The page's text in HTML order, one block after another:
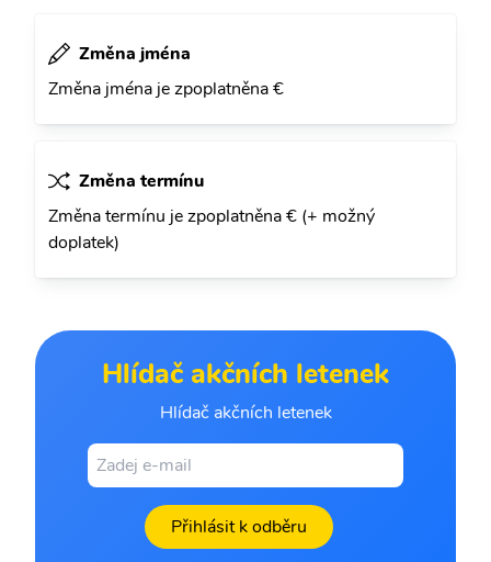
Změna jména
Změna jména je zpoplatněna €
Změna termínu
Změna termínu je zpoplatněna € (+ možný
doplatek)
Hlídač akčních letenek
Hlídač akčních letenek
Přihlásit k odběru